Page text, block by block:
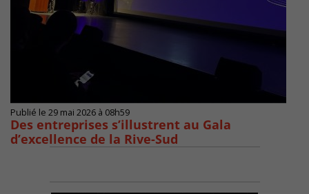
Publié le 29 mai 2026 à 08h59
Des entreprises s’illustrent au Gala
d’excellence de la Rive-Sud